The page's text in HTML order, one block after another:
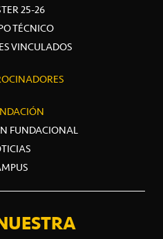
25-26
TÉCNICO
VINCULADOS
FUNDACIONAL